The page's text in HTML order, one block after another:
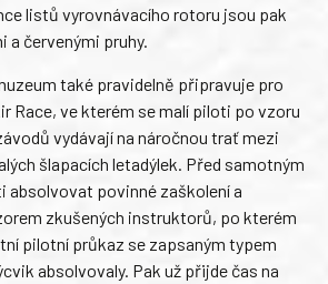
listů vyrovnávacího rotoru jsou pak
a červenými pruhy.
také pravidelně připravuje pro
Race, ve kterém se malí piloti po vzoru
vydávají na náročnou trať mezi
šlapacích letadýlek. Před samotným
absolvovat povinné zaškolení a
zkušených instruktorů, po kterém
pilotní průkaz se zapsaným typem
absolvovaly. Pak už přijde čas na